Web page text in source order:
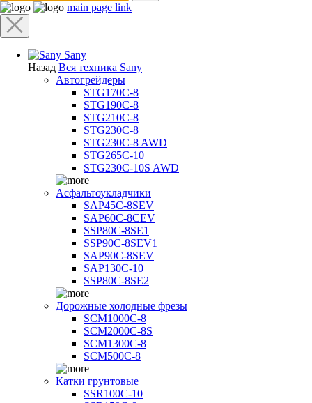
main page link
Sany
Назад Вся техника Sany
Автогрейдеры
STG170C-8
STG190C-8
STG210C-8
STG230C-8
STG230C-8 AWD
STG265C-10
STG230C-10S AWD
Асфальтоукладчики
SAP45С-8SEV
SAP60C-8CEV
SSP80C-8SE1
SSP90C-8SEV1
SAP90C-8SEV
SAP130C-10
SSP80C-8SE2
Дорожные холодные фрезы
SCM1000C-8
SCM2000C-8S
SCM1300C-8
SCM500C-8
Катки грунтовые
SSR100C-10